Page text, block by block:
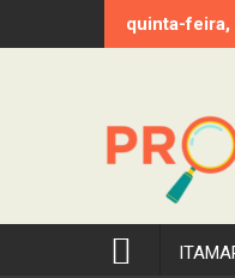
to
quinta-feira,